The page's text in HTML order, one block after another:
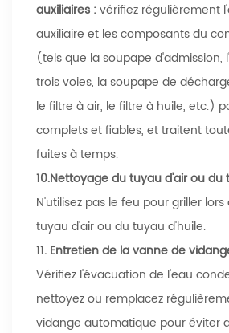
auxiliaires :vérifiez régulièrement
auxiliaire et les composants du
(tels que la soupape d'admission,
trois voies, la soupape de
le filtre à air, le filtre à huile, etc.)
complets et fiables, et traitent
fuites à temps.
10.Nettoyage du tuyau d'air ou du
N'utilisez pas le feu pour griller
tuyau d'air ou du tuyau d'huile.
11. Entretien de la vanne de
Vérifiez l'évacuation de l'eau
nettoyez ou remplacez
vidange automatique pour éviter